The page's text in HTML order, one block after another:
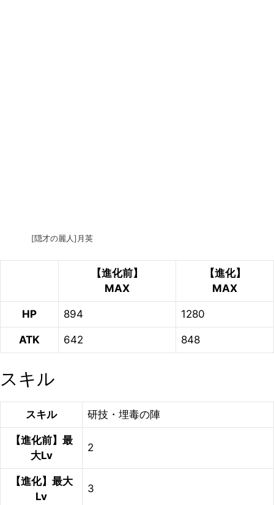
[隠才の麗人]月英
【進化前】
MAX
【進化】
MAX
HP 894 1280
ATK 642 848
スキル
スキル 研技・埋毒の陣
【進化前】最
大Lv
2
【進化】最大
Lv
3